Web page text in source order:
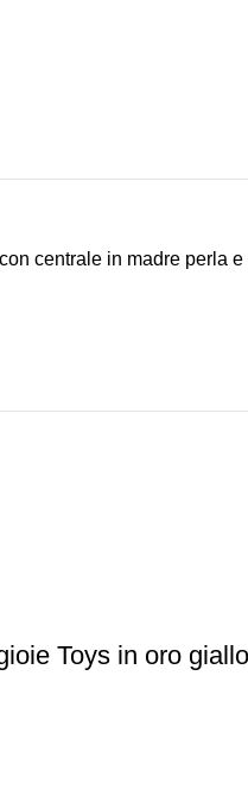
centrale in madre perla
Toys in oro